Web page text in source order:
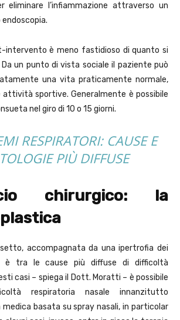
eliminare l’infiammazione attraverso un
intervento è meno fastidioso di quanto si
un punto di vista sociale il paziente può
una vita praticamente normale,
attività sportive. Generalmente è possibile
nel giro di 10 o 15 giorni.
RESPIRATORI: CAUSE E
PIÙ DIFFUSE
chirurgico: la
accompagnata da una ipertrofia dei
è tra le cause più diffuse di difficoltà
casi – spiega il Dott. Moratti – è possibile
respiratoria nasale innanzitutto
basata su spray nasali, in particolar